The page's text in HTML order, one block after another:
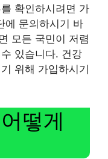
확인하시려면 가
에 문의하시기 바
모든 국민이 저렴
있습니다. 건강
위해 가입하시기
떻게